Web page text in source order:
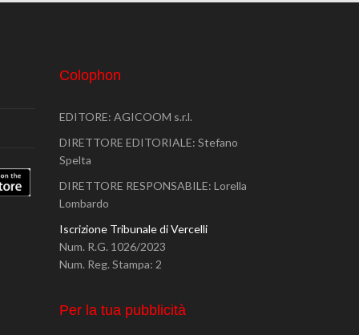
Colophon
EDITORE: AGICOOM s.r.l.
DIRETTORE EDITORIALE: Stefano
Spelta
DIRETTORE RESPONSABILE: Lorella
Lombardo
Iscrizione Tribunale di Vercelli
Num. R.G. 1026/2023
Num. Reg. Stampa: 2
Per la tua pubblicità